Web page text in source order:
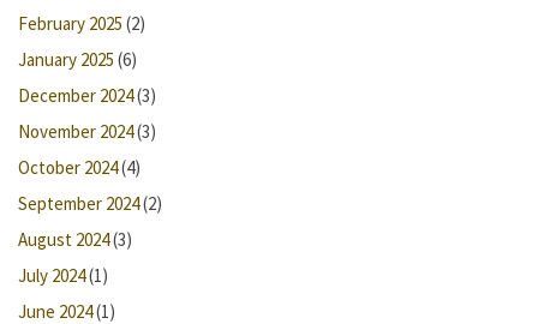
February 2025 (2)
January 2025 (6)
December 2024(3)
November 2024(3)
October 2024(4)
September 2024(2)
August 2024(3)
July 2024(1)
June 2024(1)